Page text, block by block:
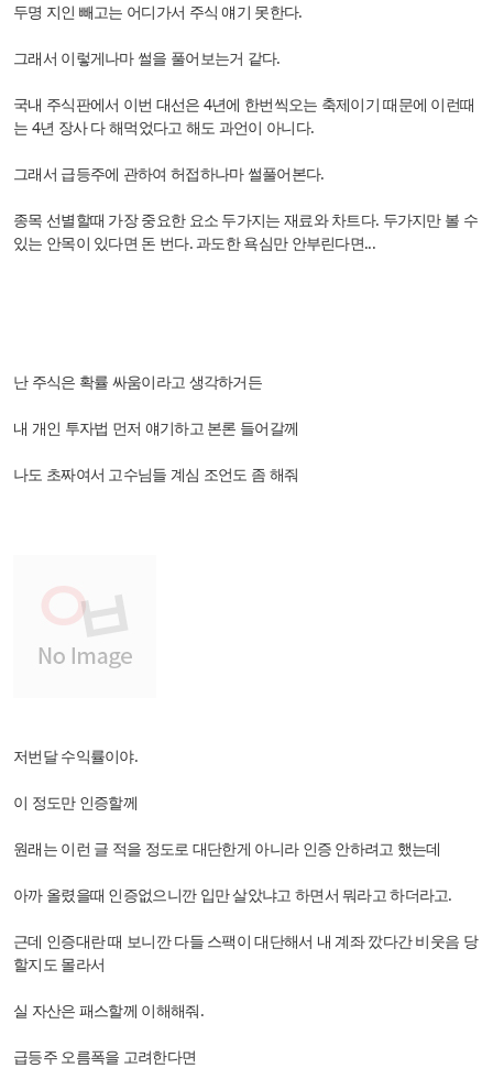
두명 지인 빼고는 어디가서 주식 얘기 못한다.
그래서 이렇게나마 썰을 풀어보는거 같다.
국내 주식판에서 이번 대선은 4년에 한번씩오는 축제이기 때문에 이런때
는 4년 장사 다 해먹었다고 해도 과언이 아니다.
그래서 급등주에 관하여 허접하나마 썰풀어본다.
종목 선별할때 가장 중요한 요소 두가지는 재료와 차트다. 두가지만 볼 수
있는 안목이 있다면 돈 번다. 과도한 욕심만 안부린다면...
난 주식은 확률 싸움이라고 생각하거든
내 개인 투자법 먼저 얘기하고 본론 들어갈께
나도 초짜여서 고수님들 계심 조언도 좀 해줘
저번달 수익률이야.
이 정도만 인증할께
원래는 이런 글 적을 정도로 대단한게 아니라 인증 안하려고 했는데
아까 올렸을때 인증없으니깐 입만 살았냐고 하면서 뭐라고 하더라고.
근데 인증대란 때 보니깐 다들 스팩이 대단해서 내 계좌 깠다간 비웃음 당
할지도 몰라서
실 자산은 패스할께 이해해줘.
급등주 오름폭을 고려한다면